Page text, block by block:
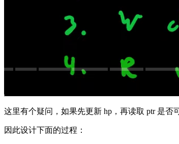
这里有个疑问，如果先更新 hp，再读取 ptr 是否
因此设计下面的过程：